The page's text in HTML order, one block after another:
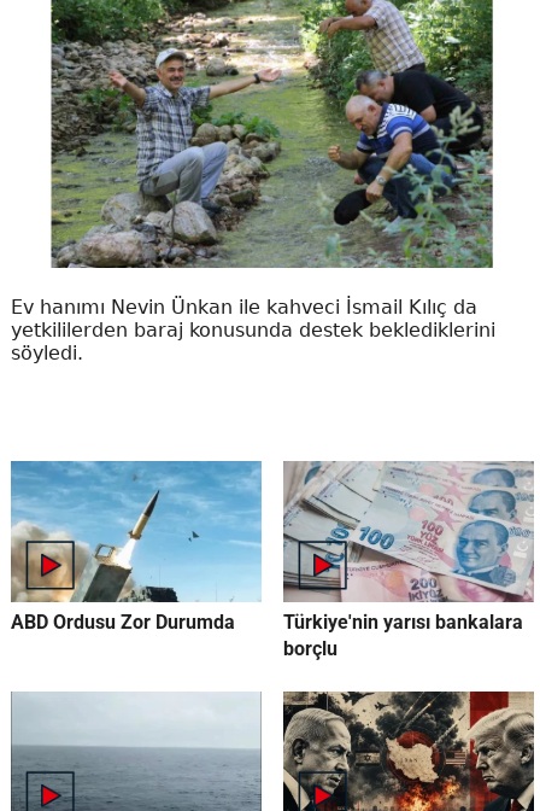
Ev hanımı Nevin Ünkan ile kahveci İsmail Kılıç da
yetkililerden baraj konusunda destek beklediklerini
söyledi.
ABD Ordusu Zor Durumda
Türkiye'nin yarısı bankalara
borçlu